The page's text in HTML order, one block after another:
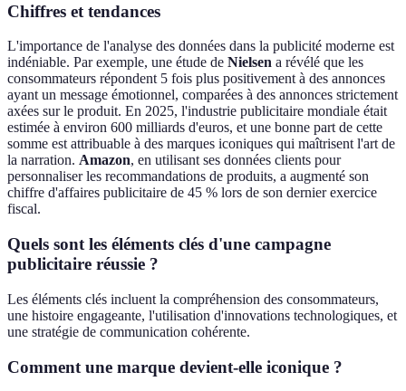
Chiffres et tendances
L'importance de l'analyse des données dans la publicité moderne est
indéniable. Par exemple, une étude de Nielsen a révélé que les
consommateurs répondent 5 fois plus positivement à des annonces
ayant un message émotionnel, comparées à des annonces strictement
axées sur le produit. En 2025, l'industrie publicitaire mondiale était
estimée à environ 600 milliards d'euros, et une bonne part de cette
somme est attribuable à des marques iconiques qui maîtrisent l'art de
la narration. Amazon, en utilisant ses données clients pour
personnaliser les recommandations de produits, a augmenté son
chiffre d'affaires publicitaire de 45 % lors de son dernier exercice
fiscal.
Quels sont les éléments clés d'une campagne
publicitaire réussie ?
Les éléments clés incluent la compréhension des consommateurs,
une histoire engageante, l'utilisation d'innovations technologiques, et
une stratégie de communication cohérente.
Comment une marque devient-elle iconique ?